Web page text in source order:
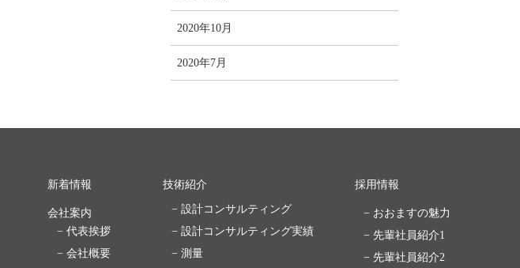
2020年10月
2020年7月
新着情報
会社案内
− 代表挨拶
− 会社概要
技術紹介
− 設計コンサルティング
− 設計コンサルティング実績
− 測量
採用情報
− おおますの魅力
− 先輩社員紹介1
− 先輩社員紹介2